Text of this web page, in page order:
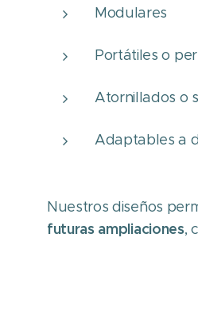
Modulares
Portátiles o
Atornillados o
Adaptables a
Nuestros diseños
futuras ampliaciones,